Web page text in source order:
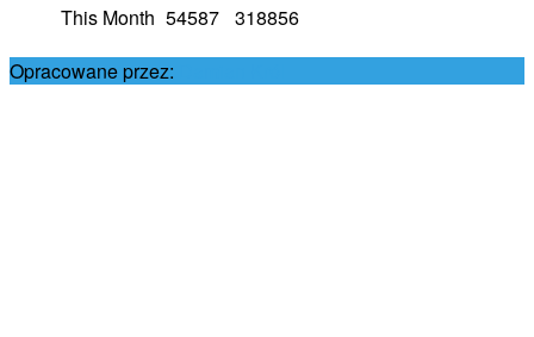
This Month 54587 318856
Opracowane przez: